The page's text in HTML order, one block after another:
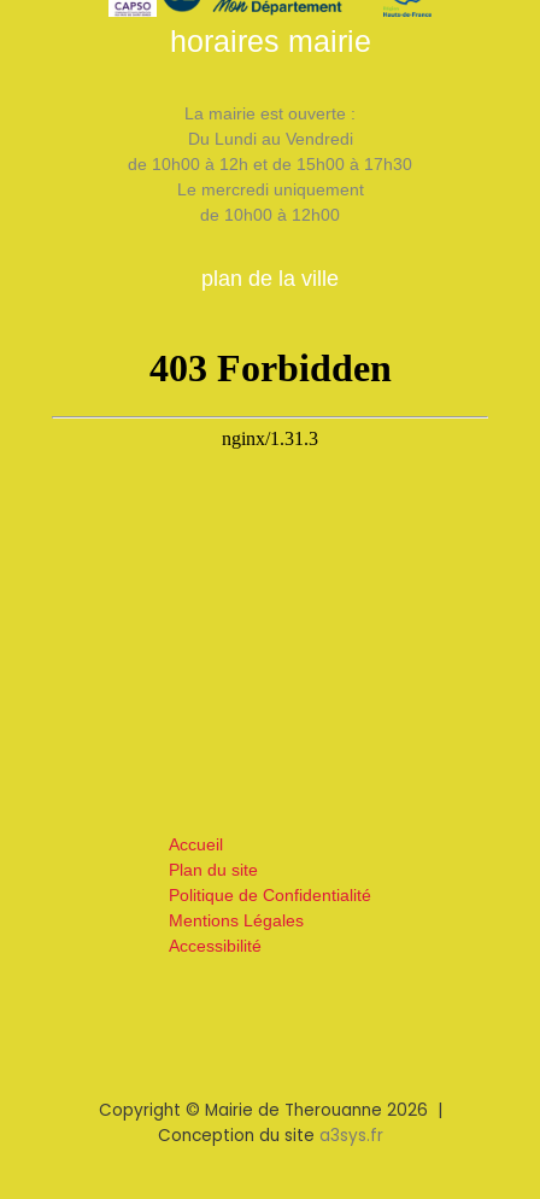
horaires mairie
La mairie est ouverte :
Du Lundi au Vendredi
de 10h00 à 12h et de 15h00 à 17h30
Le mercredi uniquement
de 10h00 à 12h00
plan de la ville
Accueil
Plan du site
Politique de Confidentialité
Mentions Légales
Accessibilité
Copyright © Mairie de Therouanne 2026 |
Conception du site a3sys.fr